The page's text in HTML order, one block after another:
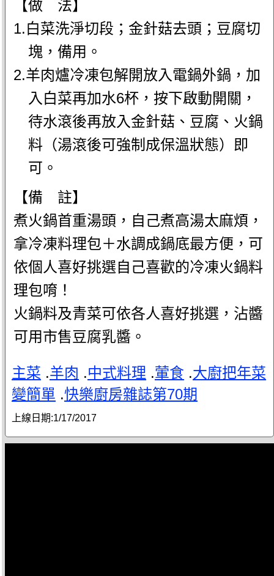
【做 法】
1.白菜洗淨切段；金針菇去頭；豆腐切
塊，備用。
2.羊肉爐冷凍包解開放入電鍋外鍋，加
入白菜再加水6杯，按下啟動開關，
待水滾後再放入金針菇、豆腐、火鍋
料（湯滾後可強制成保溫狀態）即
可。
【備 註】
煮火鍋首重湯頭，自己煮高湯太麻煩，
拿冷凍料理包＋水調成鍋底最方便，可
依個人喜好挑選自己喜歡的冷凍火鍋料
理包唷！
火鍋料及青菜可依各人喜好挑選，沾醬
可用市售豆腐乳醬。
主菜 .羊肉 .中式料理 .葷食 .大廚把年菜
變簡單 .快樂廚房雜誌第70期
上線日期:1/17/2017